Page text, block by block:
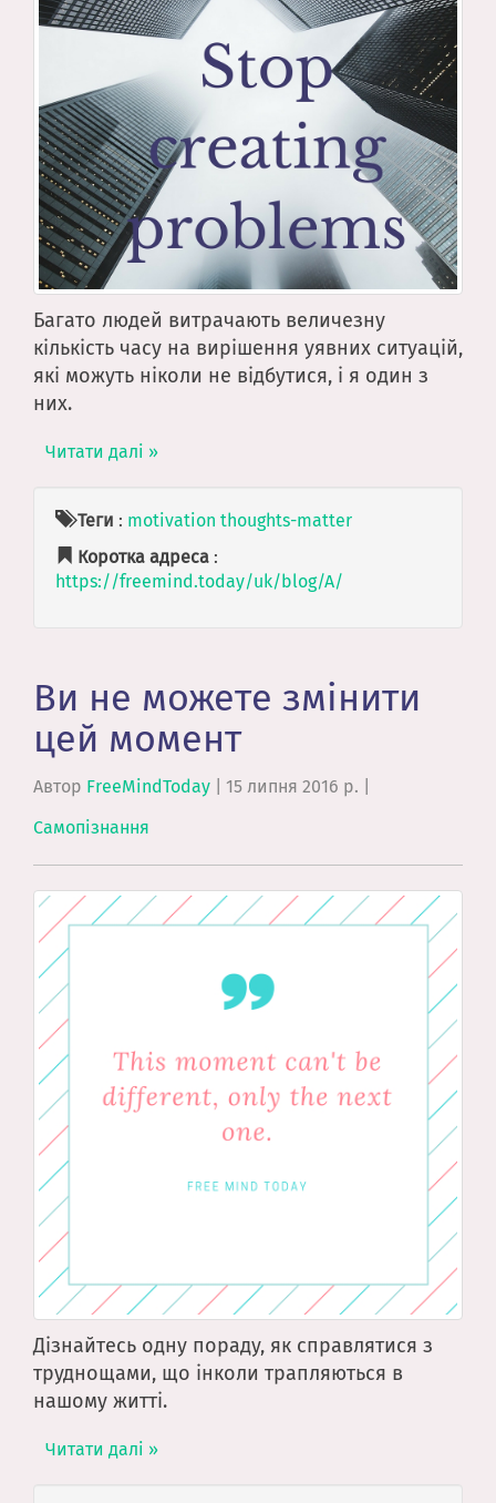
Багато людей витрачають величезну
кількість часу на вирішення уявних ситуацій,
які можуть ніколи не відбутися, і я один з
них.
Читати далі »
Теги : motivation thoughts-matter
Коротка адреса :
https://freemind.today/uk/blog/A/
Ви не можете змінити
цей момент
Автор FreeMindToday 15 липня 2016 р.
Самопізнання
Дізнайтесь одну пораду, як справлятися з
труднощами, що інколи трапляються в
нашому житті.
Читати далі »